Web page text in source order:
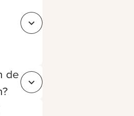
Sluit ec7f33d9-4e51-416d-9b78-
de
Sluit 62481f97-72fc-4700-bdec-